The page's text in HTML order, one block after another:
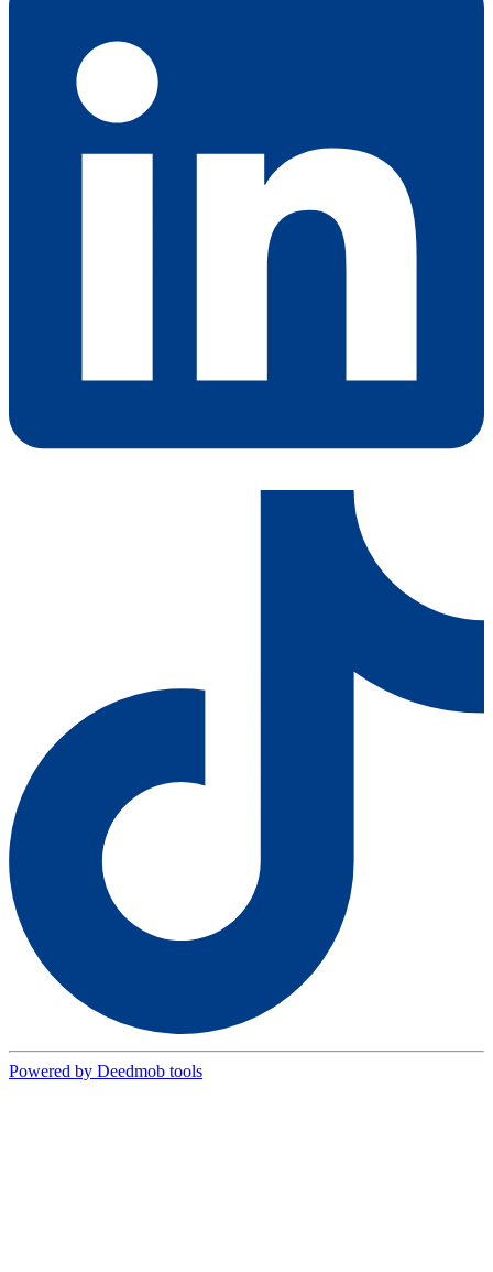
Powered by Deedmob tools